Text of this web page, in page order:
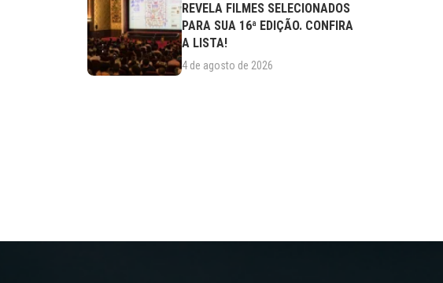
REVELA FILMES SELECIONADOS
PARA SUA 16ª EDIÇÃO. CONFIRA
A LISTA!
4 de agosto de 2026